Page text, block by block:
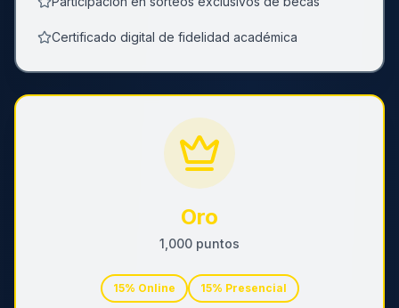
Certificado digital de fidelidad académica
Oro
1,000 puntos
15% Online 15% Presencial